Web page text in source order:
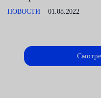
НОВОСТИ 01.08.2022